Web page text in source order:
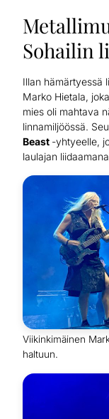
Sohailin
Illan hämärtyessä
Marko Hietala,
mies oli mahtava
linnamiljöössä.
Beast -yhtyeelle,
laulajan
Viikinkimäinen
haltuun.